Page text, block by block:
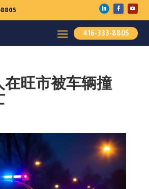
416-333-8805
旺市被车辆撞